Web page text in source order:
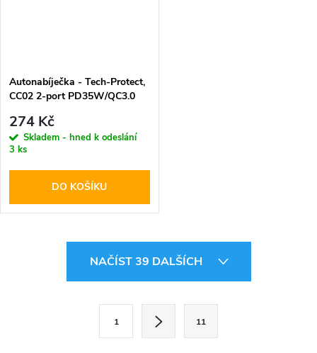
Autonabíječka - Tech-Protect,
CC02 2-port PD35W/QC3.0
274 Kč
Skladem - hned k odeslání
3 ks
DO KOŠÍKU
NAČÍST 39 DALŠÍCH
1 11